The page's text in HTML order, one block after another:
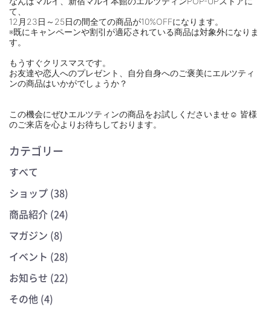
て、
12月23日～25日の間全ての商品が10%OFFになります。
※既にキャンペーンや割引が適応されている商品は対象外になりま
す。
もうすぐクリスマスです。
お友達や恋人へのプレゼント、自分自身へのご褒美にエルツティ
ンの商品はいかがでしょうか？
この機会にぜひエルツティンの商品をお試しくださいませ☺️ 皆様
のご来店を心よりお待ちしております。
カテゴリー
すべて
ショップ (38)
商品紹介 (24)
マガジン (8)
イベント (28)
お知らせ (22)
その他 (4)